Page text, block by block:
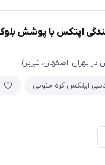
در تهران، اصفهان، تبریز)
اپتکس کره جنوبی